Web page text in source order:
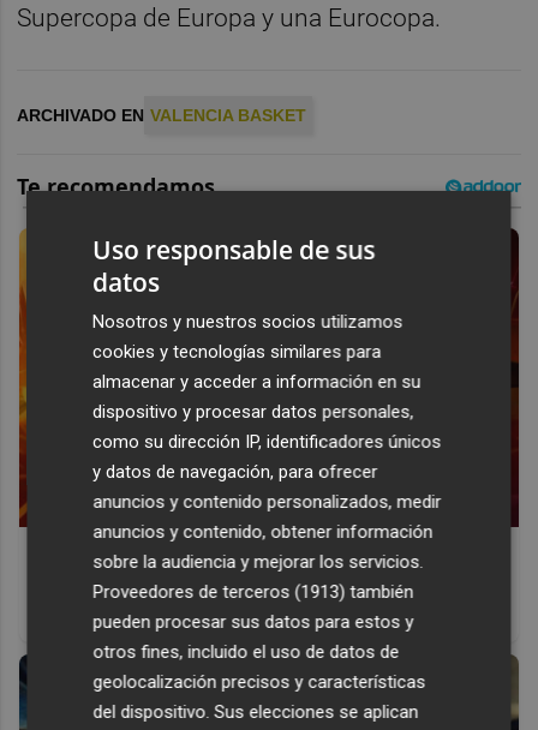
Supercopa de Europa y una Eurocopa.
ARCHIVADO EN VALENCIA BASKET
Corepunk MMORPG
Un verdadero MMORPG de la vieja escuela ¡Cómo los de
antes, pero mejor!
Uso responsable de sus
datos
Nosotros y nuestros socios utilizamos
cookies y tecnologías similares para
almacenar y acceder a información en su
dispositivo y procesar datos personales,
como su dirección IP, identificadores únicos
y datos de navegación, para ofrecer
anuncios y contenido personalizados, medir
anuncios y contenido, obtener información
sobre la audiencia y mejorar los servicios.
Proveedores de terceros (1913) también
pueden procesar sus datos para estos y
otros fines, incluido el uso de datos de
geolocalización precisos y características
del dispositivo. Sus elecciones se aplican